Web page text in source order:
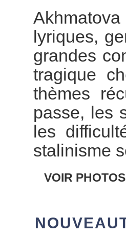
lyriques,
grandes
tragique
thèmes
passe, les
les
stalinisme
VOIR